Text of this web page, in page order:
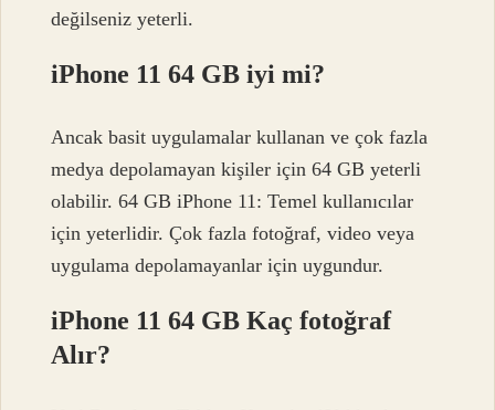
değilseniz yeterli.
iPhone 11 64 GB iyi mi?
Ancak basit uygulamalar kullanan ve çok fazla
medya depolamayan kişiler için 64 GB yeterli
olabilir. 64 GB iPhone 11: Temel kullanıcılar
için yeterlidir. Çok fazla fotoğraf, video veya
uygulama depolamayanlar için uygundur.
iPhone 11 64 GB Kaç fotoğraf
Alır?